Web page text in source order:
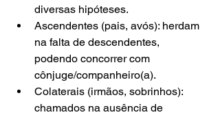
diversas hipóteses.
Ascendentes (pais, avós): herdam
na falta de descendentes,
podendo concorrer com
cônjuge/companheiro(a).
Colaterais (irmãos, sobrinhos):
chamados na ausência de